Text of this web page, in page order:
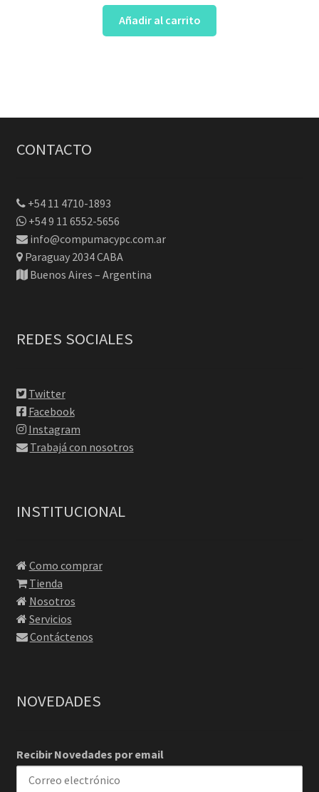
Añadir al carrito
CONTACTO
+54 11 4710-1893
+54 9 11 6552-5656
info@compumacypc.com.ar
Paraguay 2034 CABA
Buenos Aires – Argentina
REDES SOCIALES
Twitter
Facebook
Instagram
Trabajá con nosotros
INSTITUCIONAL
Como comprar
Tienda
Nosotros
Servicios
Contáctenos
NOVEDADES
Recibir Novedades por email